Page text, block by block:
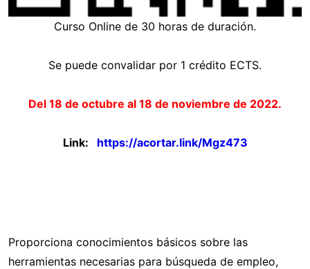
Curso Online de 30 horas de duración.
Se puede convalidar por 1 crédito ECTS.
Del 18 de octubre al 18 de noviembre de 2022.
Link: https://acortar.link/Mgz473
Proporciona conocimientos básicos sobre las
herramientas necesarias para búsqueda de empleo,